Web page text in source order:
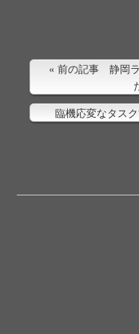
前の記事 静岡ラ
臨機応変なタス